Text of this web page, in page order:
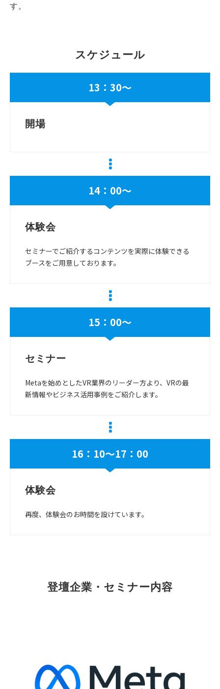
す。
スケジュール
13：30～
開場
14：00～
体験会
セミナーでご紹介するコンテンツを実際に体験できる
ブースをご用意しております。
15：00～
セミナー
Metaを始めとしたVR業界のリーダー方より、VRの最
新情報やビジネス活用事例をご紹介します。
16：10～17：00
体験会
再度、体験会のお時間を設けています。
登壇企業・セミナー内容